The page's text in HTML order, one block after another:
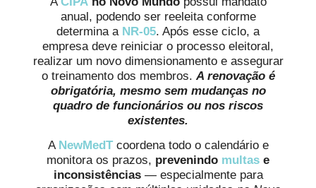
anual, podendo ser reeleita conforme
determina a NR-05. Após esse ciclo, a
empresa deve reiniciar o processo eleitoral,
realizar um novo dimensionamento e assegurar
o treinamento dos membros. A renovação é
obrigatória, mesmo sem mudanças no
quadro de funcionários ou nos riscos
existentes.
A NewMedT coordena todo o calendário e
monitora os prazos, prevenindo multas e
inconsistências— especialmente para